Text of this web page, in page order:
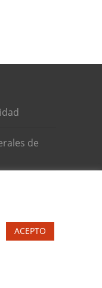
de
ACEPTO